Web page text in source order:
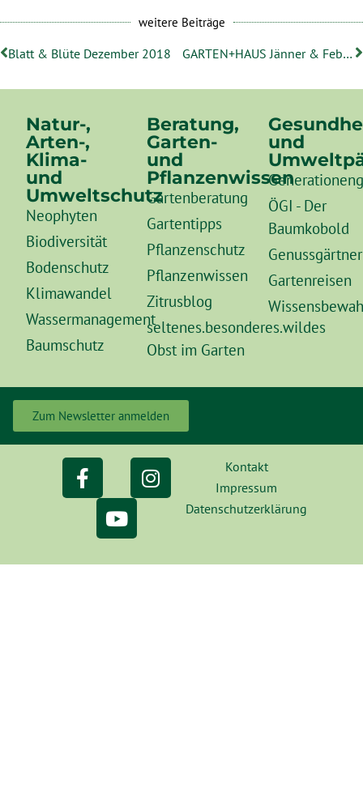
weitere Beiträge
Blatt & Blüte Dezember 2018 GARTEN+HAUS Jänner & Februar 2019
Natur-,
Arten-,
Klima-
und
Umweltschutz
Neophyten
Biodiversität
Bodenschutz
Klimawandel
Wassermanagement
Baumschutz
Beratung,
Garten-
und
Pflanzenwissen
Gartenberatung
Gartentipps
Pflanzenschutz
Pflanzenwissen
Zitrusblog
seltenes.besonderes.wildes
Obst im Garten
und
ÖGI - Der
Baumkobold
Gartenreisen
Zum Newsletter anmelden
Kontakt
Impressum
Datenschutzerklärung